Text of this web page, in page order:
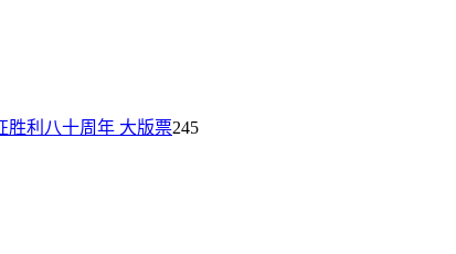
胜利八十周年 大版票245